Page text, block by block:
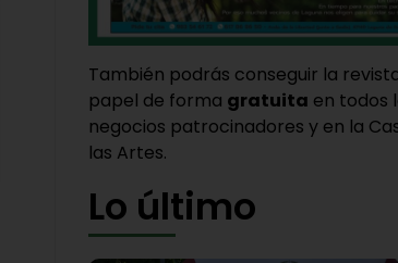
También podrás conseguir la
papel de forma gratuita en todos
negocios patrocinadores y en la
las Artes.
Lo último